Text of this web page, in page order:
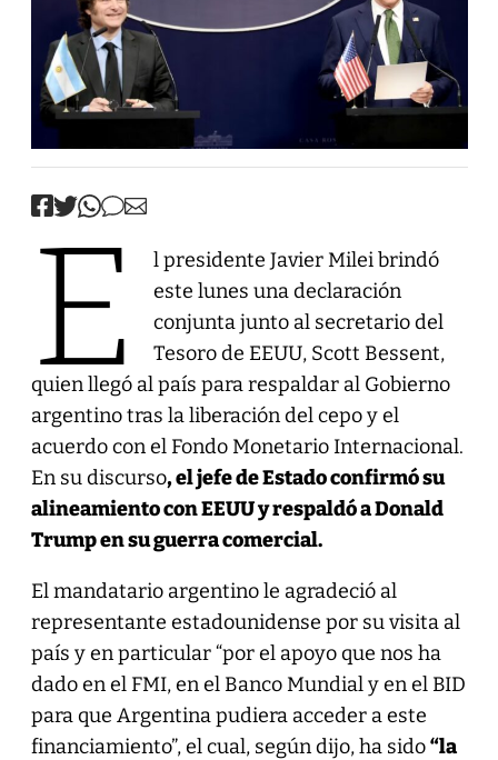
E
l presidente Javier Milei brindó
este lunes una declaración
conjunta junto al secretario del
Tesoro de EEUU, Scott Bessent,
quien llegó al país para respaldar al Gobierno
argentino tras la liberación del cepo y el
acuerdo con el Fondo Monetario Internacional.
En su discurso, el jefe de Estado confirmó su
alineamiento con EEUU y respaldó a Donald
Trump en su guerra comercial.
El mandatario argentino le agradeció al
representante estadounidense por su visita al
país y en particular “por el apoyo que nos ha
dado en el FMI, en el Banco Mundial y en el BID
para que Argentina pudiera acceder a este
financiamiento”, el cual, según dijo, ha sido“la